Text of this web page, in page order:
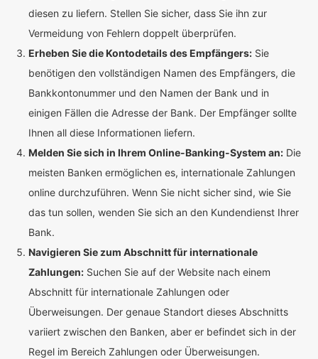
diesen zu liefern. Stellen Sie sicher, dass Sie ihn zur
Vermeidung von Fehlern doppelt überprüfen.
Erheben Sie die Kontodetails des Empfängers: Sie
benötigen den vollständigen Namen des Empfängers, die
Bankkontonummer und den Namen der Bank und in
einigen Fällen die Adresse der Bank. Der Empfänger sollte
Ihnen all diese Informationen liefern.
Melden Sie sich in Ihrem Online-Banking-System an: Die
meisten Banken ermöglichen es, internationale Zahlungen
online durchzuführen. Wenn Sie nicht sicher sind, wie Sie
das tun sollen, wenden Sie sich an den Kundendienst Ihrer
Bank.
Navigieren Sie zum Abschnitt für internationale
Zahlungen: Suchen Sie auf der Website nach einem
Abschnitt für internationale Zahlungen oder
Überweisungen. Der genaue Standort dieses Abschnitts
variiert zwischen den Banken, aber er befindet sich in der
Regel im Bereich Zahlungen oder Überweisungen.